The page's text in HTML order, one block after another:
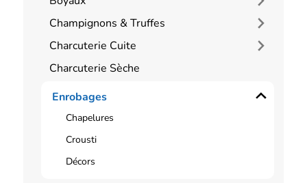
Champignons & Truffes
Charcuterie Cuite
Charcuterie Sèche
Enrobages
Chapelures
Crousti
Décors